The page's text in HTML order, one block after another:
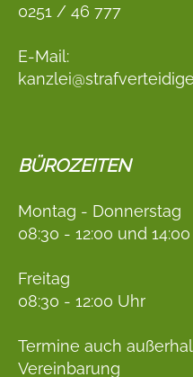
0251 / 46 777
E-Mail:
BÜROZEITEN
Montag - Donnerstag
08:30 - 12:00 und
Freitag
08:30 - 12:00 Uhr
Termine auch
Vereinbarung